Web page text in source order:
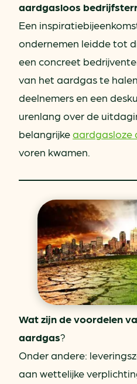
aardgasloos
Een
ondernemen leidde tot
een concreet
van het aardgas te
deelnemers en een
urenlang over de
belangrijkeaardgasloze
voren kwamen.
Wat zijn de voordelen
aardgas?
Onder andere:
aan wettelijke